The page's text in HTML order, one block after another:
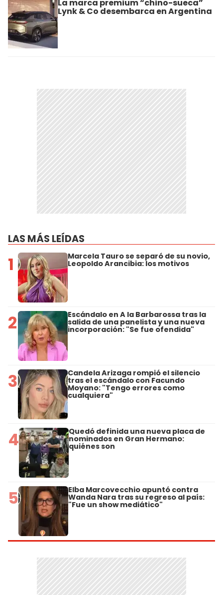
La marca premium “chino-sueca”
Lynk & Co desembarca en Argentina
LAS MÁS LEÍDAS
1 Marcela Tauro se separó de su novio,
Leopoldo Arancibia: los motivos
2 Escándalo en A la Barbarossa tras la
salida de una panelista y una nueva
incorporación: "Se fue ofendida"
3 Candela Arizaga rompió el silencio
tras el escándalo con Facundo
Moyano: "Tengo errores como
cualquiera"
4 Quedó definida una nueva placa de
nominados en Gran Hermano:
quiénes son
5 Elba Marcovecchio apuntó contra
Wanda Nara tras su regreso al país:
"Fue un show mediático"